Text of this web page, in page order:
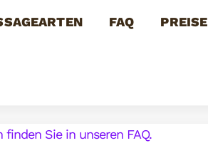
FAQ PREISE
Sie in unseren FAQ.